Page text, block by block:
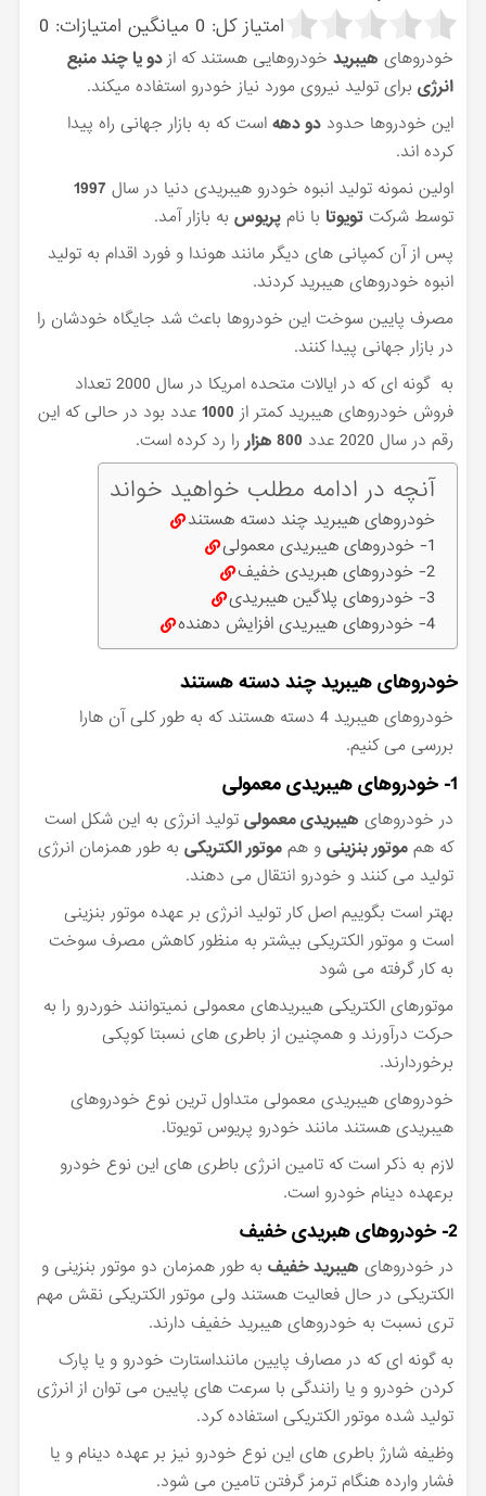
امتیاز کل: 0 میانگین امتیازات: 0
خودروهای هیبرید خودروهایی هستند که ازدو یا چند منبع
انرژی برای تولید نیروی مورد نیاز خودرو استفاده میکند.
این خودروها حدوددو دهه است که به بازار جهانی راه پیدا
کرده اند.
اولین نمونه تولید انبوه خودرو هیبریدی دنیا در سال 1997
توسط شرکتتویوتا با نامپریوس به بازار آمد.
پس از آن کمپانی های دیگر مانند هوندا و فورد اقدام به تولید
انبوه خودروهای هیبرید کردند.
مصرف پایین سوخت این خودروها باعث شد جایگاه خودشان را
در بازار جهانی پیدا کنند.
به گونه ای که در ایالات متحده امریکا در سال 2000 تعداد
فروش خودروهای هیبرید کمتر از 1000 عدد بود در حالی که این
رقم در سال 2020 عدد
800 هزار را رد کرده است.
آنچه در ادامه مطلب خواهید خواند
خودروهای هیبرید چند دسته هستند
1- خودروهای هیبریدی معمولی
2- خودروهای هبریدی خفیف
3- خودروهای پلاگین هیبریدی
4- خودروهای هیبریدی افزایش دهنده
خودروهای هیبرید چند دسته هستند
خودروهای هیبرید 4 دسته هستند که به طور کلی آن هارا
بررسی می کنیم.
1- خودروهای هیبریدی معمولی
در خودروهای هیبریدی معمولی تولید انرژی به این شکل است
که همموتور بنزینی و همموتور الکتریکی به طور همزمان انرژی
تولید می کنند و خودرو انتقال می دهند.
بهتر است بگوییم اصل کار تولید انرژی بر عهده موتور بنزینی
است و موتور الکتریکی بیشتر به منظور کاهش مصرف سوخت
به کار گرفته می شود
موتورهای الکتریکی هیبریدهای معمولی نمیتوانند خوردرو را به
حرکت درآورند و همچنین از باطری های نسبتا کوپکی
برخوردارند.
خودروهای هیبریدی معمولی متداول ترین نوع خودروهای
هیبریدی هستند مانند خودرو پریوس تویوتا.
لازم به ذکر است که تامین انرژی باطری های این نوع خودرو
برعهده دینام خودرو است.
2- خودروهای هبریدی خفیف
در خودروهای هیبرید خفیف به طور همزمان دو موتور بنزینی و
الکتریکی در حال فعالیت هستند ولی موتور الکتریکی نقش مهم
تری نسبت به خودروهای هیبرید خفیف دارند.
به گونه ای که در مصارف پایین ماننداستارت خودرو و یا پارک
کردن خودرو و یا رانندگی با سرعت های پایین می توان از انرژی
تولید شده موتور الکتریکی استفاده کرد.
وظیفه شارژ باطری های این نوع خودرو نیز بر عهده دینام و یا
فشار وارده هنگام ترمز گرفتن تامین می شود.